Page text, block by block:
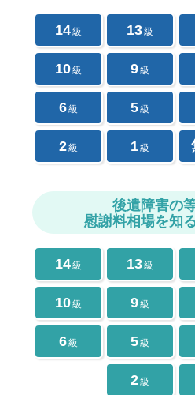
14級 13級
10級 9級
6級 5級
2級 1級
後遺障害の
慰謝料相場を知
14級 13級
10級 9級
6級 5級
2級